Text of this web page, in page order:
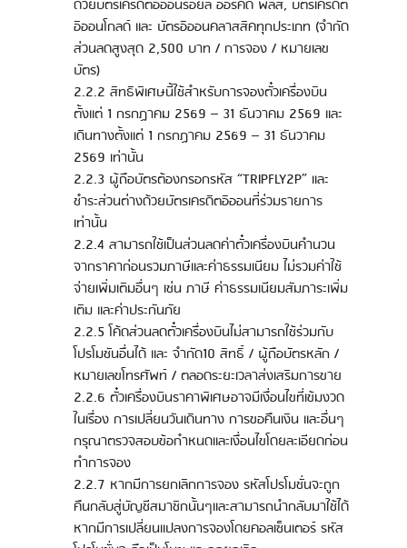
ด้วยบัตรเครดิตอิออนรอยัล ออร์คิด พลัส, บัตรเครดิต
อิออนโกลด์ และ บัตรอิออนคลาสสิคทุกประเภท (จำกัด
ส่วนลดสูงสุด 2,500 บาท / การจอง / หมายเลข
บัตร)
2.2.2 สิทธิพิเศษนี้ใช้สำหรับการจองตั๋วเครื่องบิน
ตั้งแต่ 1 กรกฏาคม 2569 – 31 ธันวาคม 2569 และ
เดินทางตั้งแต่ 1 กรกฏาคม 2569 – 31 ธันวาคม
2569 เท่านั้น
2.2.3 ผู้ถือบัตรต้องกรอกรหัส “TRIPFLY2P” และ
ชำระส่วนต่างด้วยบัตรเครดิตอิออนที่ร่วมรายการ
เท่านั้น
2.2.4 สามารถใช้เป็นส่วนลดค่าตั๋วเครื่องบินคำนวน
จากราคาก่อนรวมภาษีและค่าธรรมเนียม ไม่รวมค่าใช้
จ่ายเพิ่มเติมอื่นๆ เช่น ภาษี ค่าธรรมเนียมสัมภาระเพิ่ม
เติม และค่าประกันภัย
2.2.5 โค้ดส่วนลดตั๋วเครื่องบินไม่สามารถใช้ร่วมกับ
โปรโมชันอื่นได้ และ จำกัด10 สิทธิ์ / ผู้ถือบัตรหลัก /
หมายเลขโทรศัพท์ / ตลอดระยะเวลาส่งเสริมการขาย
2.2.6 ตั๋วเครื่องบินราคาพิเศษอาจมีเงื่อนไขที่เข้มงวด
ในเรื่อง การเปลี่ยนวันเดินทาง การขอคืนเงิน และอื่นๆ
กรุณาตรวจสอบข้อกำหนดและเงื่อนไขโดยละเอียดก่อน
ทำการจอง
2.2.7 หากมีการยกเลิกการจอง รหัสโปรโมชั่นจะถูก
คืนกลับสู่บัญชีสมาชิกนั้นๆและสามารถนำกลับมาใช้ได้
หากมีการเปลี่ยนแปลงการจองโดยคอลเซ็นเตอร์ รหัส